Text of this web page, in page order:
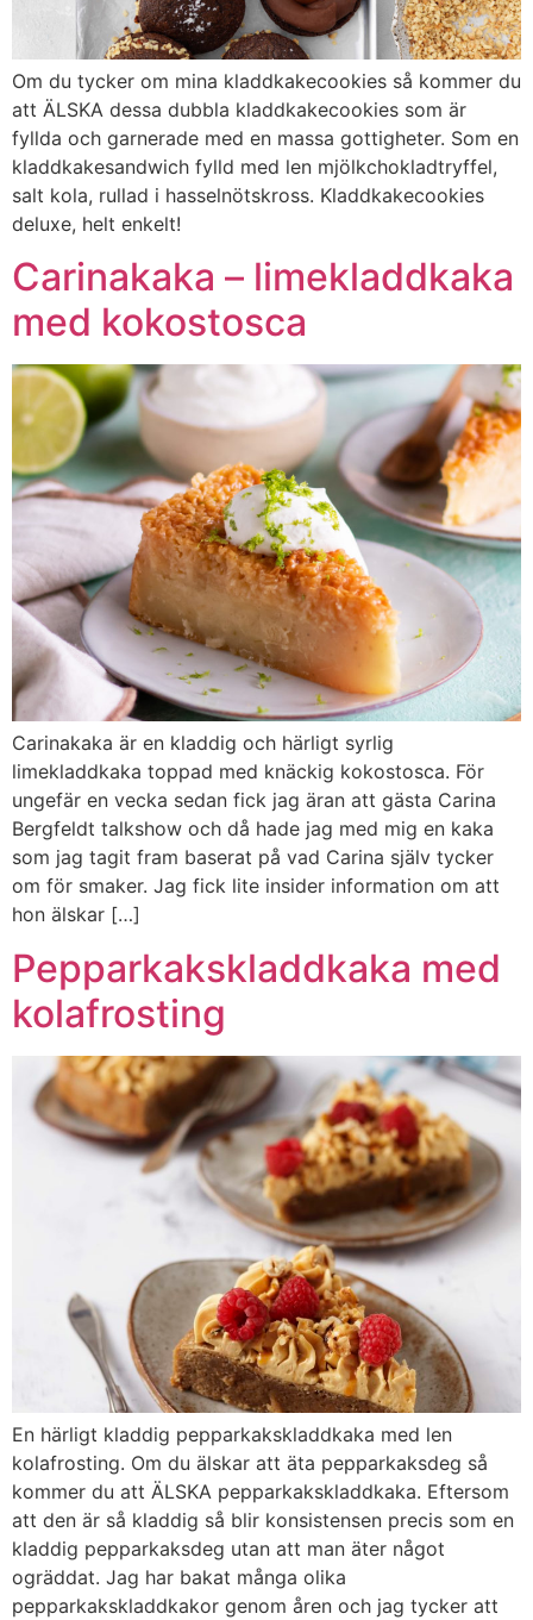
Om du tycker om mina kladdkakecookies så kommer du
att ÄLSKA dessa dubbla kladdkakecookies som är
fyllda och garnerade med en massa gottigheter. Som en
kladdkakesandwich fylld med len mjölkchokladtryffel,
salt kola, rullad i hasselnötskross. Kladdkakecookies
deluxe, helt enkelt!
Carinakaka – limekladdkaka
med kokostosca
Carinakaka är en kladdig och härligt syrlig
limekladdkaka toppad med knäckig kokostosca. För
ungefär en vecka sedan fick jag äran att gästa Carina
Bergfeldt talkshow och då hade jag med mig en kaka
som jag tagit fram baserat på vad Carina själv tycker
om för smaker. Jag fick lite insider information om att
hon älskar […]
Pepparkakskladdkaka med
kolafrosting
En härligt kladdig pepparkakskladdkaka med len
kolafrosting. Om du älskar att äta pepparkaksdeg så
kommer du att ÄLSKA pepparkakskladdkaka. Eftersom
att den är så kladdig så blir konsistensen precis som en
kladdig pepparkaksdeg utan att man äter något
ogräddat. Jag har bakat många olika
pepparkakskladdkakor genom åren och jag tycker att